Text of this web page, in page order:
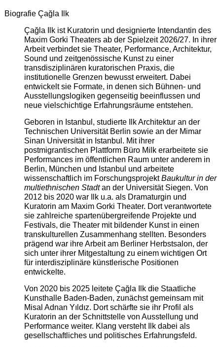
Biografie Çağla Ilk
Çağla Ilk ist Kuratorin und designierte Intendantin des
Maxim Gorki Theaters ab der Spielzeit 2026/27. In ihrer
Arbeit verbindet sie Theater, Performance, Architektur,
Sound und zeitgenössische Kunst zu einer
transdisziplinären kuratorischen Praxis, die
institutionelle Grenzen bewusst erweitert. Dabei
entwickelt sie Formate, in denen sich Bühnen- und
Ausstellungslogiken gegenseitig beeinflussen und
neue vielschichtige Erfahrungsräume entstehen.
Geboren in Istanbul, studierte Ilk Architektur an der
Technischen Universität Berlin sowie an der Mimar
Sinan Universität in Istanbul. Mit ihrer
postmigrantischen Plattform Büro Milk erarbeitete sie
Performances im öffentlichen Raum unter anderem in
Berlin, München und Istanbul und arbeitete
wissenschaftlich im ForschungsprojektBaukultur in der
multiethnischen Stadtan der Universität Siegen. Von
2012 bis 2020 war Ilk u.a. als Dramaturgin und
Kuratorin am Maxim Gorki Theater. Dort verantwortete
sie zahlreiche spartenübergreifende Projekte und
Festivals, die Theater mit bildender Kunst in einen
transkulturellen Zusammenhang stellten. Besonders
prägend war ihre Arbeit am Berliner Herbstsalon, der
sich unter ihrer Mitgestaltung zu einem wichtigen Ort
für interdisziplinäre künstlerische Positionen
entwickelte.
Von 2020 bis 2025 leitete Çağla Ilk die Staatliche
Kunsthalle Baden-Baden, zunächst gemeinsam mit
Misal Adnan Yıldız. Dort schärfte sie ihr Profil als
Kuratorin an der Schnittstelle von Ausstellung und
Performance weiter. Klang versteht Ilk dabei als
gesellschaftliches und politisches Erfahrungsfeld.